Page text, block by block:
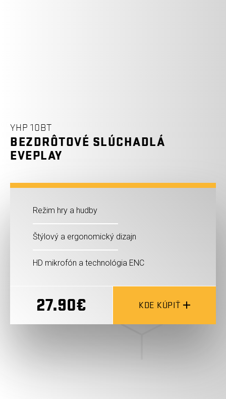
YHP 10BT
BEZDRÔTOVÉ SLÚCHADLÁ
EVEPLAY
Režim hry a hudby
Štýlový a ergonomický dizajn
HD mikrofón a technológia ENC
27.90€ KDE KÚPIŤ